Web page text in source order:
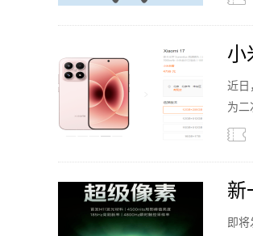
小
近日
为二
新
即